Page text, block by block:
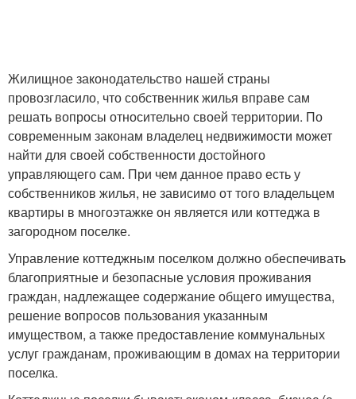
Жилищное законодательство нашей страны
провозгласило, что собственник жилья вправе сам
решать вопросы относительно своей территории. По
современным законам владелец недвижимости может
найти для своей собственности достойного
управляющего сам. При чем данное право есть у
собственников жилья, не зависимо от того владельцем
квартиры в многоэтажке он является или коттеджа в
загородном поселке.
Управление коттеджным поселком должно обеспечивать
благоприятные и безопасные условия проживания
граждан, надлежащее содержание общего имущества,
решение вопросов пользования указанным
имуществом, а также предоставление коммунальных
услуг гражданам, проживающим в домах на территории
поселка.